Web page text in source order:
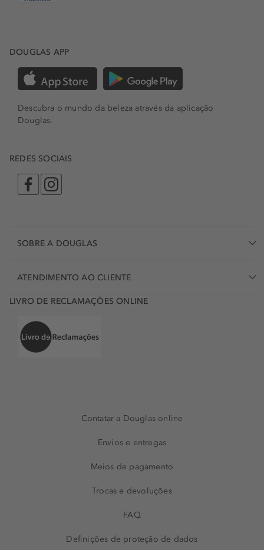
DOUGLAS APP
Descubra o mundo da beleza através da aplicação
Douglas.
REDES SOCIAIS
SOBRE A DOUGLAS
ATENDIMENTO AO CLIENTE
LIVRO DE RECLAMAÇÕES ONLINE
Contatar a Douglas online
Envios e entregas
Meios de pagamento
Trocas e devoluções
FAQ
Definições de proteção de dados